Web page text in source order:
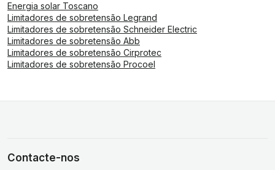
Energia solar Toscano
Limitadores de sobretensão Legrand
Limitadores de sobretensão Schneider Electric
Limitadores de sobretensão Abb
Limitadores de sobretensão Cirprotec
Limitadores de sobretensão Procoel
Contacte-nos